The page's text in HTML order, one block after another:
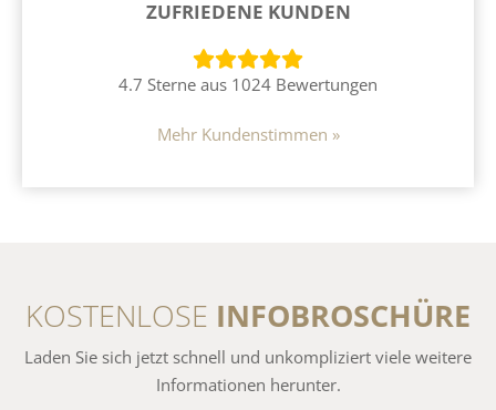
ZUFRIEDENE KUNDEN
4.7 Sterne aus 1024 Bewertungen
Mehr Kundenstimmen »
KOSTENLOSE INFOBROSCHÜRE
Laden Sie sich jetzt schnell und unkompliziert viele weitere
Informationen herunter.